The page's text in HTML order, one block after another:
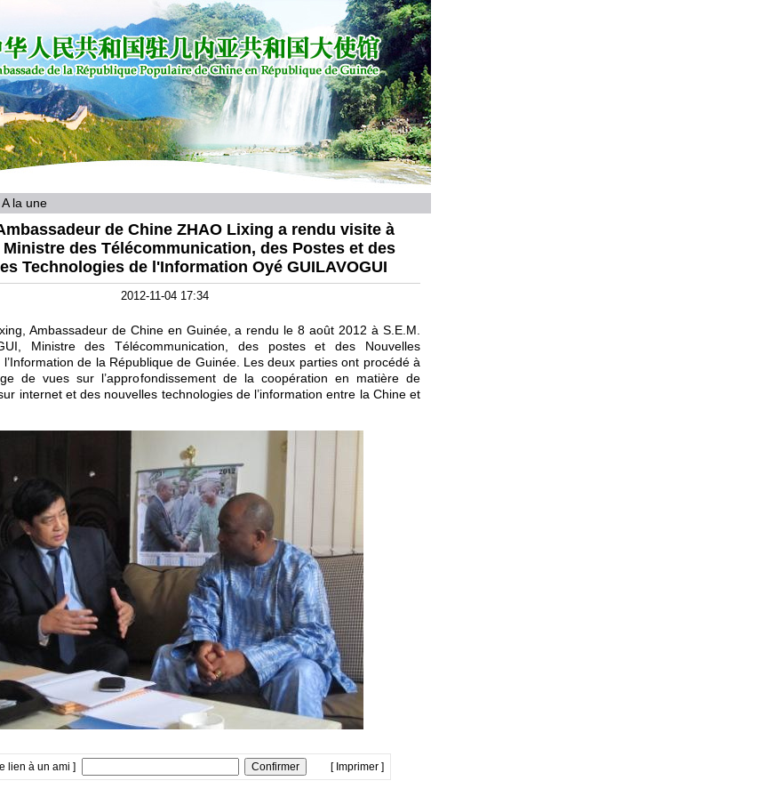
A la une
de Chine ZHAO Lixing a rendu visite à
Ministre des Télécommunication, des Postes et des
Technologies de l'Information Oyé GUILAVOGUI
2012-11-04 17:34
Ambassadeur de Chine en Guinée, a rendu le 8 août 2012 à S.E.M.
Ministre des Télécommunication, des postes et des Nouvelles
l’Information de la République de Guinée. Les deux parties ont procédé à
de vues sur l’approfondissement de la coopération en matière de
internet et des nouvelles technologies de l’information entre la Chine et
lien à un ami ] [ Imprimer ]